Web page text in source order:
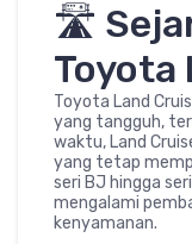
🛣️
Toyota
Toyota Land
yang tangguh,
waktu, Land
yang tetap
seri BJ hingga
mengalami
kenyamanan.